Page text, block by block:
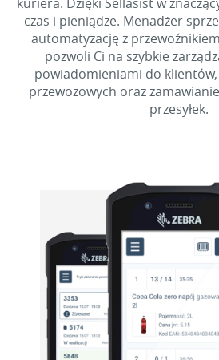
czas i pieniądze. Menadżer
automatyzację z
pozwoli Ci na szybkie
powiadomieniami do
przewozowych oraz
przesyłek.